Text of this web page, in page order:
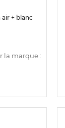
+ blanc
la marque :